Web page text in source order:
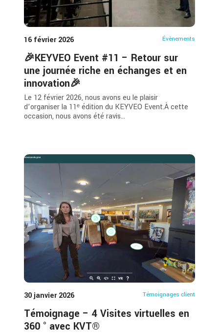
16 février 2026 Évènements
🎉KEYVEO Event #11 – Retour sur
une journée riche en échanges et en
innovation🎉
Le 12 février 2026, nous avons eu le plaisir
d’organiser la 11ᵉ édition du KEYVEO Event.À cette
occasion, nous avons été ravis...
30 janvier 2026 Témoignages client
Témoignage – 4 Visites virtuelles en
360 ° avec KVT®